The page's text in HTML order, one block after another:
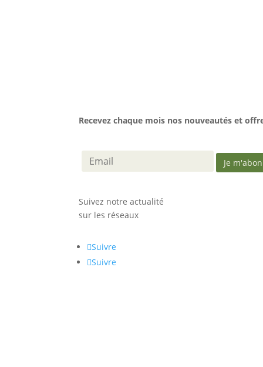
Recevez chaque mois nos nouveautés et
Suivez notre actualité
sur les réseaux
Suivre
Suivre